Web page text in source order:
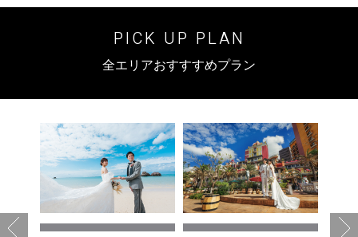
PICK UP PLAN
全エリアおすすすめプラン
込)
チャ